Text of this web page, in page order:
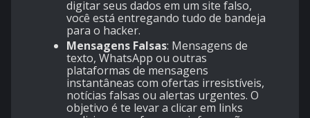
digitar seus dados em um site falso,
você está entregando tudo de bandeja
para o hacker.
Mensagens Falsas: Mensagens de
texto, WhatsApp ou outras
plataformas de mensagens
instantâneas com ofertas irresistíveis,
notícias falsas ou alertas urgentes. O
objetivo é te levar a clicar em links